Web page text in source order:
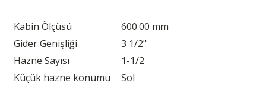
Kabin Ölçüsü
600.00 mm
Gider Genişliği
3 1/2"
Hazne Sayısı
1-1/2
Küçük hazne konumu
Sol